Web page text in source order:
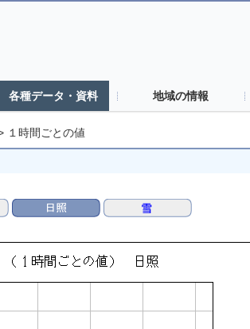
各種データ・資料 地域の情報
１時間ごとの値